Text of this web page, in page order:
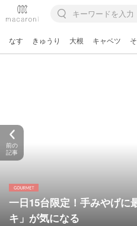
なす きゅうり 大根 キャベツ
一日15台限定！手みやげに
キ」が気になる
前の
記事